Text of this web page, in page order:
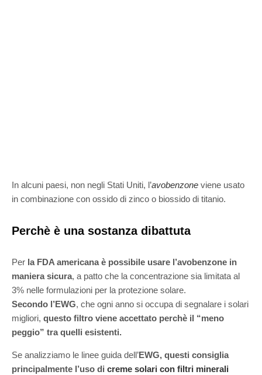
In alcuni paesi, non negli Stati Uniti, l’avobenzone viene usato
in combinazione con ossido di zinco o biossido di titanio.
Perchè è una sostanza dibattuta
Per la FDA americana è possibile usare l’avobenzone in
maniera sicura, a patto che la concentrazione sia limitata al
3% nelle formulazioni per la protezione solare.
Secondo l’EWG, che ogni anno si occupa di segnalare i solari
migliori, questo filtro viene accettato perchè il “meno
peggio” tra quelli esistenti.
Se analizziamo le linee guida dell’EWG, questi consiglia
principalmente l’uso di creme solari con filtri minerali